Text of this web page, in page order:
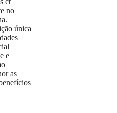
no
única
e
as